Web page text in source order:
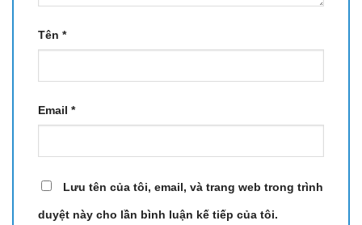
Tên *
Email *
Lưu tên của tôi, email, và trang web trong trình
duyệt này cho lần bình luận kế tiếp của tôi.